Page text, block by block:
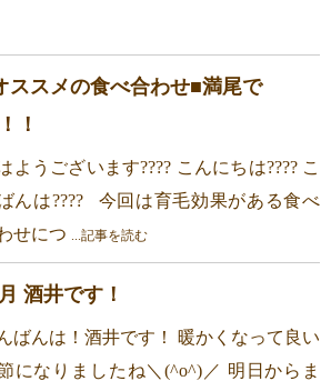
ススメの食べ合わせ■満尾で
！
ようございます???? こんにちは???? こ
んは???? 今回は育毛効果がある食べ
せにつ ...記事を読む
酒井です！
ばんは！酒井です！ 暖かくなって良い
になりましたね＼(^o^)／ 明日からま